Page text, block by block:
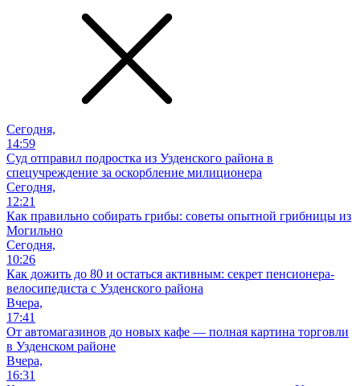
Сегодня,
14:59
Суд отправил подростка из Узденского района в
спецучреждение за оскорбление милиционера
Сегодня,
12:21
Как правильно собирать грибы: советы опытной грибницы из
Могильно
Сегодня,
10:26
Как дожить до 80 и остаться активным: секрет пенсионера-
велосипедиста с Узденского района
Вчера,
17:41
От автомагазинов до новых кафе — полная картина торговли
в Узденском районе
Вчера,
16:31